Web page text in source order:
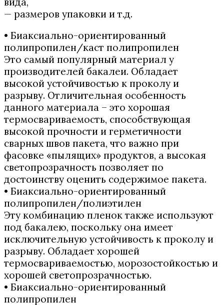
— размеров упаковки и т.д.
• Биаксиально-ориентированный
полипропилен/каст полипропилен
Это самый популярный материал у
производителей бакалеи. Обладает
высокой устойчивостью к проколу и
разрыву. Отличительная особенность
данного материала – это хорошая
термосвариваемость, способствующая
высокой прочности и герметичности
сварных швов пакета, что важно при
фасовке «пылящих» продуктов, а высокая
светопрозрачность позволяет по
достоинству оценить содержимое пакета.
• Биаксиально-ориентированный
полипропилен/полиэтилен
Эту комбинацию пленок также используют
под бакалею, поскольку она имеет
исключительную устойчивость к проколу и
разрыву. Обладает хорошей
термосвариваемостью, морозостойкостью и
хорошей светопрозрачностью.
• Биаксиально-ориентированный
полипропилен